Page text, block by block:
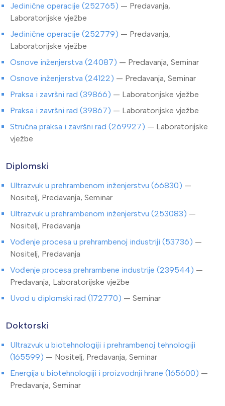
Jedinične operacije (252765) — Predavanja,
Laboratorijske vježbe
Jedinične operacije (252779) — Predavanja,
Laboratorijske vježbe
Osnove inženjerstva (24087) — Predavanja, Seminar
Osnove inženjerstva (24122) — Predavanja, Seminar
Praksa i završni rad (39866) — Laboratorijske vježbe
Praksa i završni rad (39867) — Laboratorijske vježbe
Stručna praksa i završni rad (269927) — Laboratorijske
vježbe
Diplomski
Ultrazvuk u prehrambenom inženjerstvu (66830) —
Nositelj, Predavanja, Seminar
Ultrazvuk u prehrambenom inženjerstvu (253083) —
Nositelj, Predavanja
Vođenje procesa u prehrambenoj industriji (53736) —
Nositelj, Predavanja
Vođenje procesa prehrambene industrije (239544) —
Predavanja, Laboratorijske vježbe
Uvod u diplomski rad (172770) — Seminar
Doktorski
Ultrazvuk u biotehnologiji i prehrambenoj tehnologiji
(165599) — Nositelj, Predavanja, Seminar
Energija u biotehnologiji i proizvodnji hrane (165600) —
Predavanja, Seminar